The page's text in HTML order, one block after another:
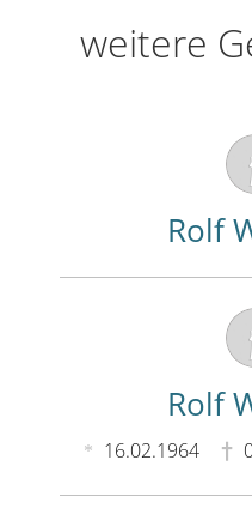
weitere
Rolf
Rolf
16.02.1964